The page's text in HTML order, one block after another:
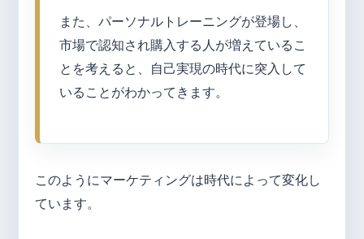
また、パーソナルトレーニングが登場し、
市場で認知され購入する人が増えているこ
とを考えると、自己実現の時代に突入して
いることがわかってきます。
このようにマーケティングは時代によって変化し
ています。